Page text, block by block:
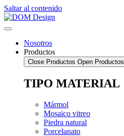
Saltar al contenido
Nosotros
Productos
Close Productos Open Productos
TIPO MATERIAL
Mármol
Mosaico vitreo
Piedra natural
Porcelanato